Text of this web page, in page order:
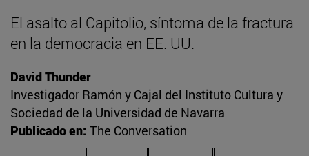
El asalto al Capitolio, síntoma de la fractura
en la democracia en EE. UU.
David Thunder
Investigador Ramón y Cajal del Instituto Cultura y
Sociedad de la Universidad de Navarra
Publicado en: The Conversation